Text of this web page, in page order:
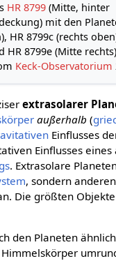
HR 8799 (Mitte, hinter
mit den
HR 8799c (rechts
HR 8799e (Mitte
Keck-Observatorium
extrasolarer
außerhalb (
Einflusses
Einflusses eines
. Extrasolare
, sondern anderen
Die größten
den Planeten